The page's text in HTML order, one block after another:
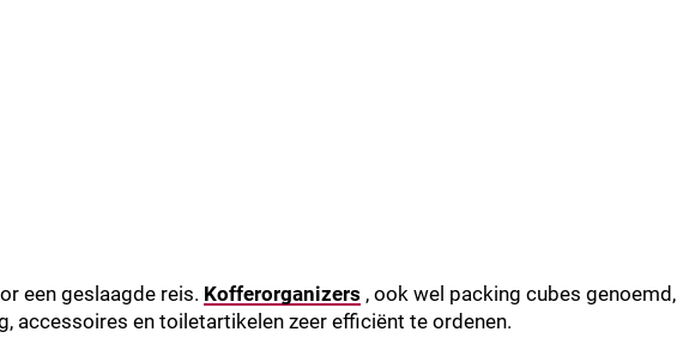
een geslaagde reis. Kofferorganizers , ook wel packing cubes genoemd,
accessoires en toiletartikelen zeer efficiënt te ordenen.